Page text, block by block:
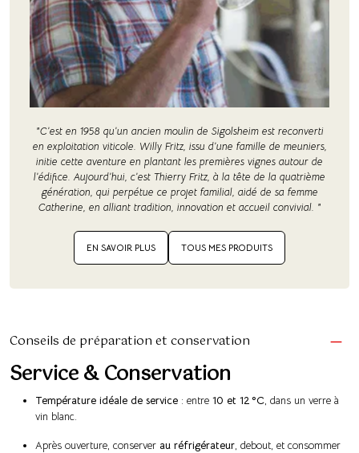
"C’est en 1958 qu’un ancien moulin de Sigolsheim est reconverti
en exploitation viticole. Willy Fritz, issu d’une famille de meuniers,
initie cette aventure en plantant les premières vignes autour de
l’édifice. Aujourd’hui, c’est Thierry Fritz, à la tête de la quatrième
génération, qui perpétue ce projet familial, aidé de sa femme
Catherine, en alliant tradition, innovation et accueil convivial. "
EN SAVOIR PLUS TOUS MES PRODUITS
Conseils de préparation et conservation
Service & Conservation
Température idéale de service : entre 10 et 12 °C, dans un verre à
vin blanc.
Après ouverture, conserver au réfrigérateur, debout, et consommer